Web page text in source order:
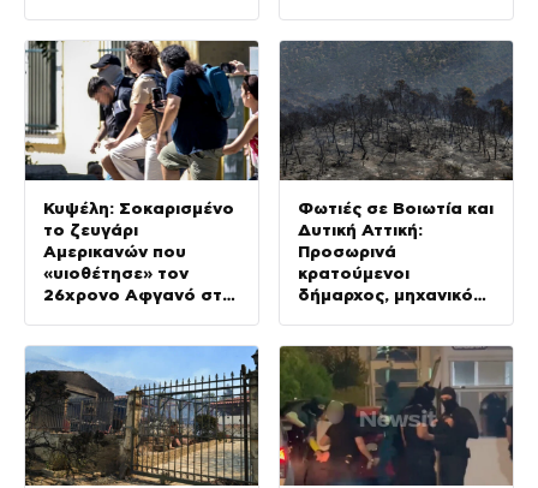
Κυψέλη: Σοκαρισμένο
το ζευγάρι
Αμερικανών που
«υιοθέτησε» τον
26χρονο Αφγανό στη
Φωτιές σε Βοιωτία και
Δυτική Αττική:
Προσωρινά
κρατούμενοι
δήμαρχος, μηχανικός